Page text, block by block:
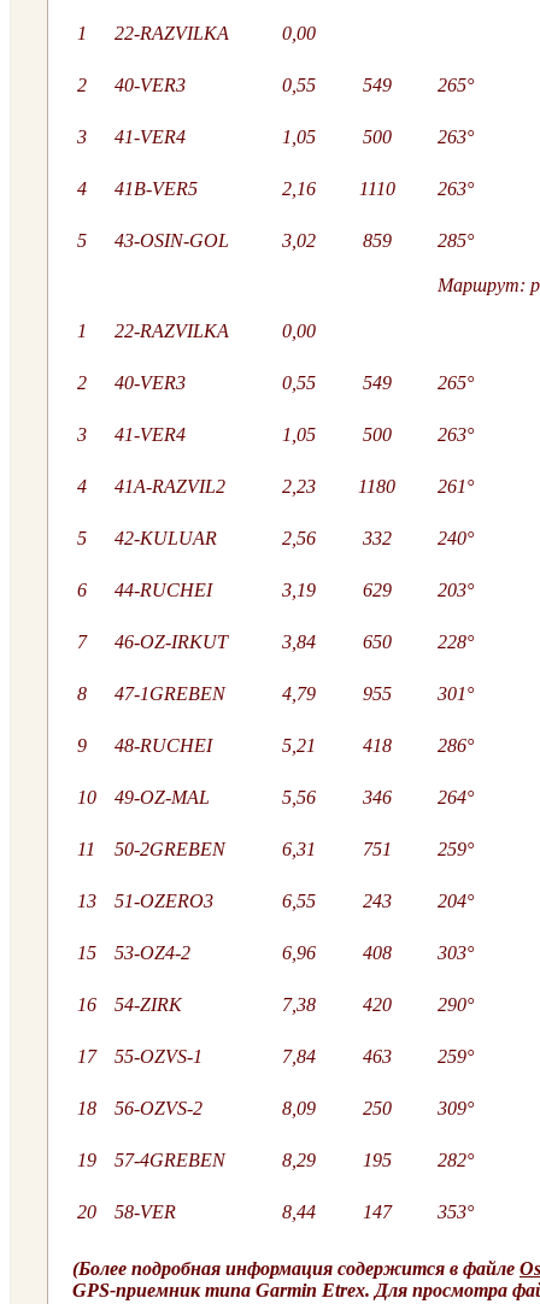
1 22-RAZVILKA 0,00
2 40-VER3 0,55 549 265°
3 41-VER4 1,05 500 263°
4 41B-VER5 2,16 1110 263°
5 43-OSIN-GOL 3,02 859 285°
Маршрут:
1 22-RAZVILKA 0,00
2 40-VER3 0,55 549 265°
3 41-VER4 1,05 500 263°
4 41A-RAZVIL2 2,23 1180 261°
5 42-KULUAR 2,56 332 240°
6 44-RUCHEI 3,19 629 203°
7 46-OZ-IRKUT 3,84 650 228°
8 47-1GREBEN 4,79 955 301°
9 48-RUCHEI 5,21 418 286°
10 49-OZ-MAL 5,56 346 264°
11 50-2GREBEN 6,31 751 259°
13 51-OZERO3 6,55 243 204°
15 53-OZ4-2 6,96 408 303°
16 54-ZIRK 7,38 420 290°
17 55-OZVS-1 7,84 463 259°
18 56-OZVS-2 8,09 250 309°
19 57-4GREBEN 8,29 195 282°
20 58-VER 8,44 147 353°
(Более подробная информация содержится в файле
GPS-приемник типа Garmin Etrex. Для просмотра